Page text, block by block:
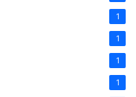
1
1
1
1